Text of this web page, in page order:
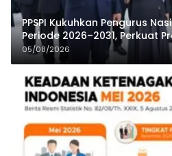
PPSPI Kukuhkan Pengurus
Periode 2026–2031, Perkuat
Publik
05/08/2026